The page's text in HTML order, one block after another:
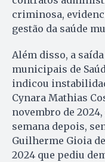
criminosa,
gestão da saúde
Além disso, a
municipais de
indicou
Cynara Mathias
novembro de
semana depois,
Guilherme Gioia
2024 que pediu